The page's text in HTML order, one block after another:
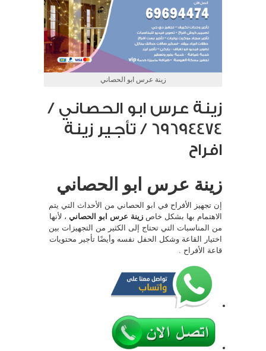
زينة عرس ابو الحصاني
زينة عرس ابو الحصاني /
69694474 / تأجير زينة
افراح
زينة عرس ابو الحصاني
إن تجهيز الأفراح في ابو الحصاني من الأحداث التي يتم
الاهتمام بها بشكل خاص زينة عرس ابو الحصاني ، لأنها
من المناسبات التي تحتاج إلى الكثير من التجهيزات بين
اختيار القاعة وشكل الحفل نفسه وأيضًا تأجير محتويات
قاعة الأفراح .